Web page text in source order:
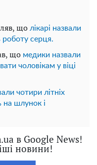
що лікарі назвали
роботу серця.
що медики назвали
чоловікам у віці
чотири літніх
на шлунок і
в Google News!
новини!